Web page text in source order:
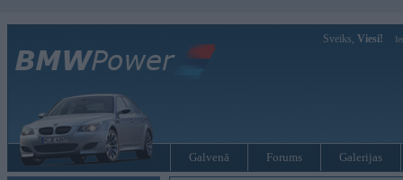
Sveiks, Viesi!
Galvenā Forums Galerijas